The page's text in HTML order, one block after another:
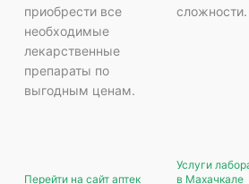
приобрести все
необходимые
лекарственные
препараты по
выгодным ценам.
Перейти на сайт аптек
сложности.
Услуги
в Махачкале